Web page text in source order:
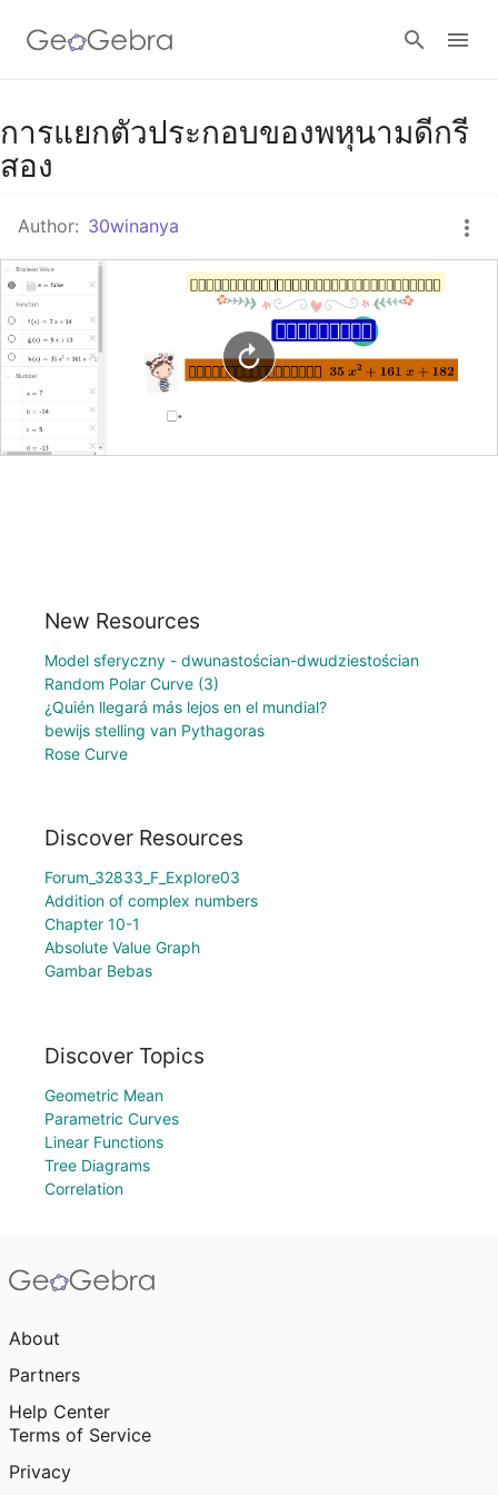
Google Classroom
Sign in
การแยกตัวประกอบของพหุนามดีกรี
สอง
Author: 30winanya
New Resources
Model sferyczny - dwunastościan-dwudziestościan
Random Polar Curve (3)
¿Quién llegará más lejos en el mundial?
bewijs stelling van Pythagoras
Rose Curve
Discover Resources
Forum_32833_F_Explore03
Addition of complex numbers
Chapter 10-1
Absolute Value Graph
Gambar Bebas
Discover Topics
Geometric Mean
Parametric Curves
Linear Functions
Tree Diagrams
Correlation
About
Partners
Help Center
Terms of Service
Privacy